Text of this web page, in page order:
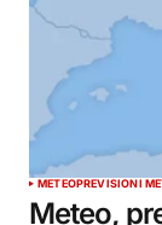
METEOPREVISIONI
Meteo,